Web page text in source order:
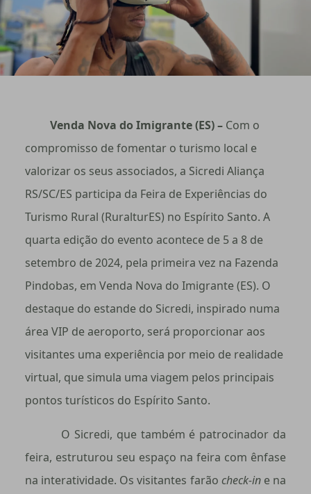
Venda Nova do Imigrante (ES) – Com o
compromisso de fomentar o turismo local e
valorizar os seus associados, a Sicredi Aliança
RS/SC/ES participa da Feira de Experiências do
Turismo Rural (RuralturES) no Espírito Santo. A
quarta edição do evento acontece de 5 a 8 de
setembro de 2024, pela primeira vez na Fazenda
Pindobas, em Venda Nova do Imigrante (ES). O
destaque do estande do Sicredi, inspirado numa
área VIP de aeroporto, será proporcionar aos
visitantes uma experiência por meio de realidade
virtual, que simula uma viagem pelos principais
pontos turísticos do Espírito Santo.
O Sicredi, que também é patrocinador da
feira, estruturou seu espaço na feira com ênfase
na interatividade. Os visitantes farão check-ine na